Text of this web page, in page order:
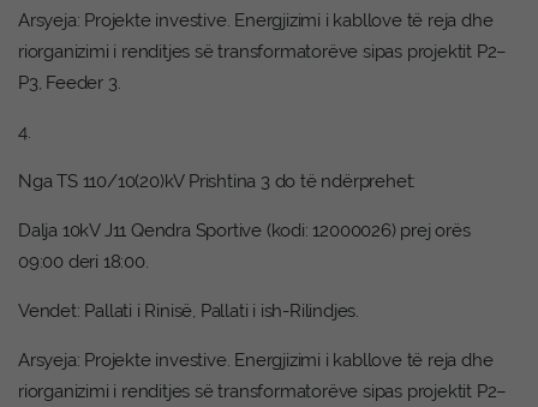
Arsyeja: Projekte investive. Energjizimi i kabllove të reja dhe
riorganizimi i renditjes së transformatorëve sipas projektit P2–
P3, Feeder 3.
4.
Nga TS 110/10(20)kV Prishtina 3 do të ndërprehet:
Dalja 10kV J11 Qendra Sportive (kodi: 12000026) prej orës
09:00 deri 18:00.
Vendet: Pallati i Rinisë, Pallati i ish-Rilindjes.
Arsyeja: Projekte investive. Energjizimi i kabllove të reja dhe
riorganizimi i renditjes së transformatorëve sipas projektit P2–